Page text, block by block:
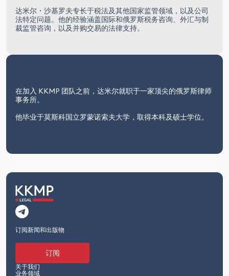
达米尔・沙基罗夫专长于税法及其他国家监管领域，以及公司
法特定问题。他的经验涵盖国际和俄罗斯税务咨询、外汇与制
裁监管咨询，以及并购交易的法律支持。
在加入 KKMP 团队之前，达米尔就职于一家顶尖的俄罗斯律师
事务所。
他毕业于莫斯科国立罗蒙诺索夫大学，取得本科及硕士学位。
订阅新闻和出版物
订阅
关于我们
业务领域